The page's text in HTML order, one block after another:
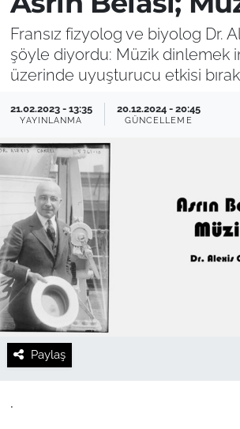
Fransız fizyolog ve biyolog Dr.
şöyle diyordu: Müzik dinlemek
üzerinde uyuşturucu etkisi
21.02.2023 - 13:35
YAYINLANMA
20.12.2024 - 20:45
GÜNCELLEME
Paylaş
.